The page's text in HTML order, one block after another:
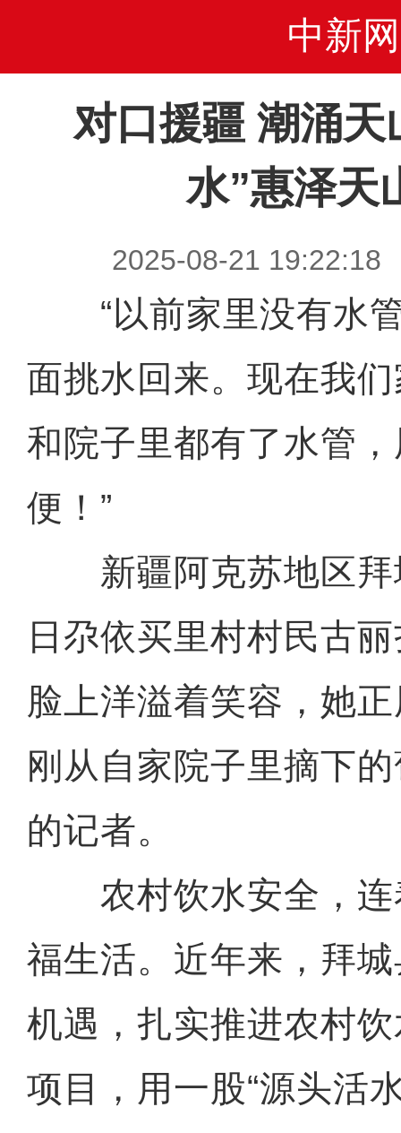
中新网
对口援疆 潮涌天
水”惠泽天
2025-08-21
“以前家里没有水管
面挑水回来。现在我
和院子里都有了水管
便！”
新疆阿克苏地区拜
日尕依买里村村民古
脸上洋溢着笑容，她
刚从自家院子里摘下
的记者。
农村饮水安全，连
福生活。近年来，拜
机遇，扎实推进农村
项目，用一股“源头活